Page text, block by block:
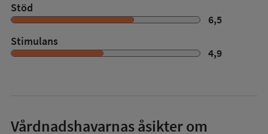
Stöd
6,5
Stimulans
4,9
Vårdnadshavarnas åsikter om